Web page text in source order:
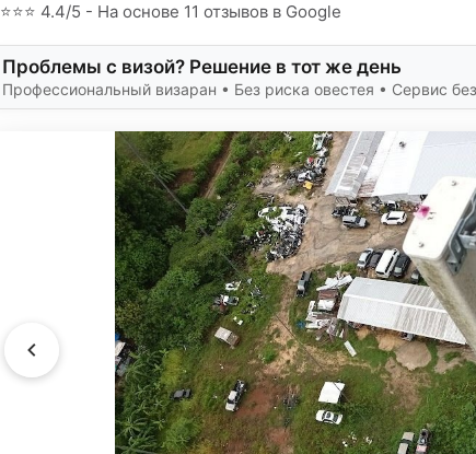
⭐⭐⭐ 4.4/5 - На основе 11 отзывов в Google
Проблемы с визой? Решение в тот же день
Профессиональный визаран • Без риска овестея • Сервис